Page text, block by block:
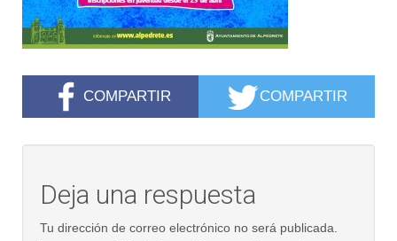
COMPARTIR COMPARTIR
Deja una respuesta
Tu dirección de correo electrónico no será publicada.